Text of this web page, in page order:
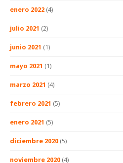
enero 2022 (4)
julio 2021 (2)
junio 2021 (1)
mayo 2021 (1)
marzo 2021 (4)
febrero 2021 (5)
enero 2021 (5)
diciembre 2020 (5)
noviembre 2020 (4)